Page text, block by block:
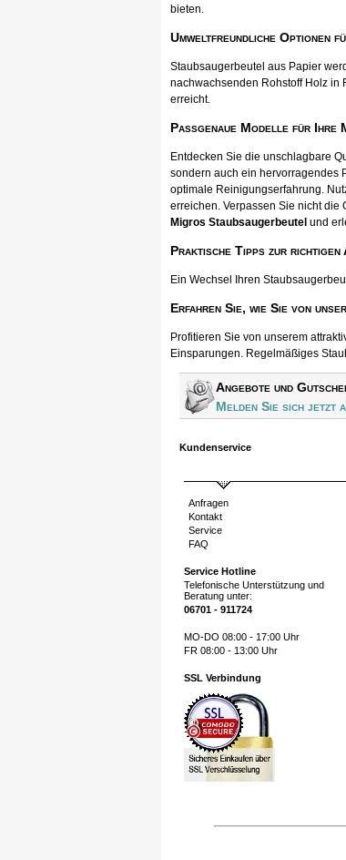
bieten.
Umweltfreundliche Optionen
Staubsaugerbeutel aus Papier
nachwachsenden Rohstoff Holz in
erreicht.
Passgenaue Modelle für Ihre
Entdecken Sie die unschlagbare
sondern auch ein hervorragendes
optimale Reinigungserfahrung.
erreichen. Verpassen Sie nicht
Migros Staubsaugerbeutel und
Praktische Tipps zur richtigen
Ein Wechsel Ihren
Erfahren Sie, wie Sie von
Profitieren Sie von unserem
Einsparungen. Regelmäßiges
Angebote und
Melden Sie sich jetzt
Kundenservice
Anfragen
Kontakt
Service
FAQ
Service Hotline
Telefonische Unterstützung und
Beratung unter:
06701 - 911724
MO-DO 08:00 - 17:00 Uhr
FR 08:00 - 13:00 Uhr
SSL Verbindung